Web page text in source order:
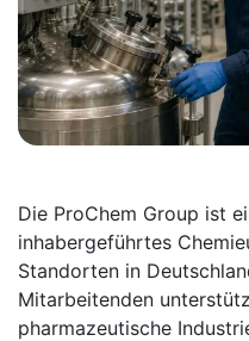
Die ProChem Group ist
inhabergeführtes
Standorten in
Mitarbeitenden
pharmazeutische